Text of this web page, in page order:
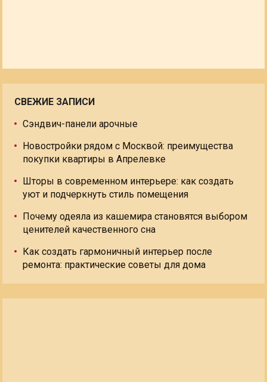
СВЕЖИЕ ЗАПИСИ
Сэндвич-панели арочные
Новостройки рядом с Москвой: преимущества
покупки квартиры в Апрелевке
Шторы в современном интерьере: как создать
уют и подчеркнуть стиль помещения
Почему одеяла из кашемира становятся выбором
ценителей качественного сна
Как создать гармоничный интерьер после
ремонта: практические советы для дома